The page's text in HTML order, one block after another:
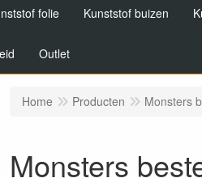
folie Kunststof buizen
Outlet
Home Producten Monsters
Monsters